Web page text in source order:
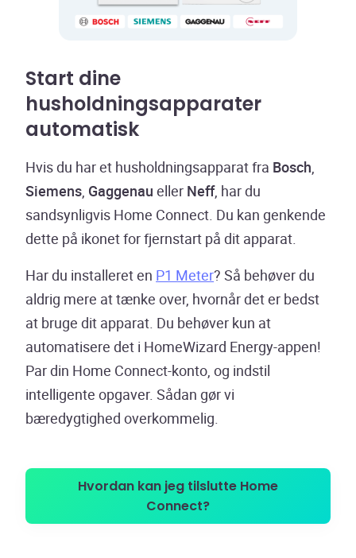
Start dine
husholdningsapparater
automatisk
Hvis du har et husholdningsapparat fra Bosch
Siemens Gaggenau eller Neff, har du
sandsynligvis Home Connect. Du kan genkende
dette på ikonet for fjernstart på dit apparat.
Har du installeret en P1 Meter? Så behøver du
aldrig mere at tænke over, hvornår det er bedst
at bruge dit apparat. Du behøver kun at
automatisere det i HomeWizard Energy-appen!
Par din Home Connect-konto, og indstil
intelligente opgaver. Sådan gør vi
bæredygtighed overkommelig.
Hvordan kan jeg tilslutte Home
Connect?